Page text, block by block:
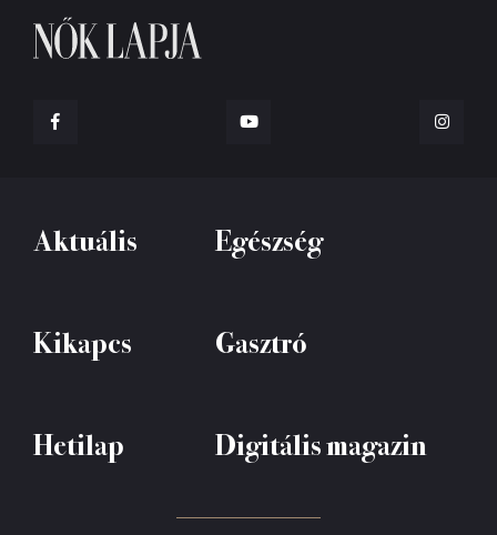
Aktuális Egészség
Kikapcs Gasztró
Hetilap Digitális magazin